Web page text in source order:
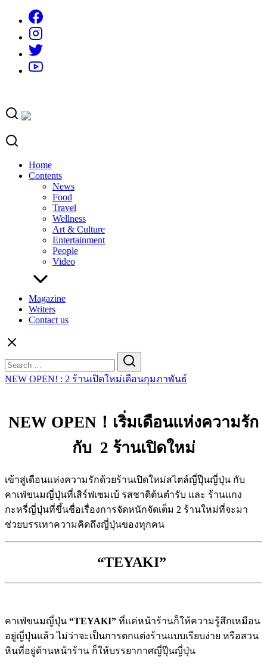
content
Home
Contents
News
Food
Travel
Wellness
Art & Culture
Entertainment
People
Video
Magazine
Writers
Contact us
for:
NEW OPEN! : 2 ร้านเปิดใหม่เดือนกุมภาพันธ์
NEW OPEN！ เริ่มเดือนแห่งความรัก
กับ 2 ร้านเปิดใหม่
เข้าสู่เดือนแห่งความรักด้วยร้านเปิดใหม่สไตล์ญี่ปุ๊นญี่ปุ่น กับ
คาเฟ่ขนมญี่ปุ่นที่เสิร์ฟเซมเบ้ รสชาติต้นตำรับ และ ร้านแกง
กะหรี่ญี่ปุ่นที่ขึ้นชื่อเรื่องการจัดหนักจัดเต็ม 2 ร้านใหม่ที่จะมา
ช่วยบรรเทาความคิดถึงญี่ปุ่นของทุกคน
“TEYAKI”
คาเฟ่ขนมญี่ปุ่น “TEYAKI” ที่แค่หน้าร้านก็ให้ความรู้สึกเหมือน
อยู่ญี่ปุ่นแล้ว ไม่ว่าจะเป็นการตกแต่งร้านแบบเรียบง่าย หรือสวน
หินที่อยู่ด้านหน้าร้าน ก็ให้บรรยากาศญี่ปุ๊นญี่ปุ่น